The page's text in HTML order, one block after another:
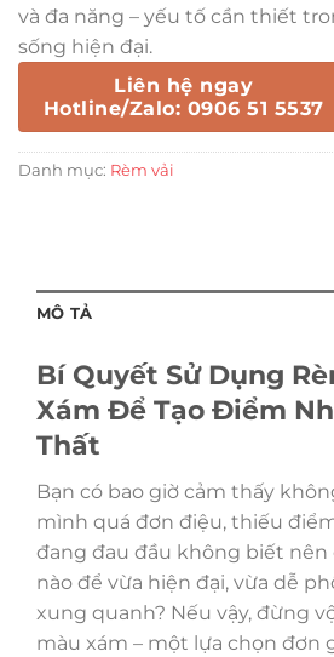
và đa năng – yếu tố cần thiết
sống hiện đại.
Liên hệ ngay
Hotline/Zalo: 0906 51 5537
Danh mục: Rèm vải
MÔ TẢ
Bí Quyết Sử Dụng
Xám Để Tạo Điểm
Thất
Bạn có bao giờ cảm thấy
mình quá đơn điệu, thiếu
đang đau đầu không biết nên
nào để vừa hiện đại, vừa dễ
xung quanh? Nếu vậy, đừng
màu xám – một lựa chọn đơn